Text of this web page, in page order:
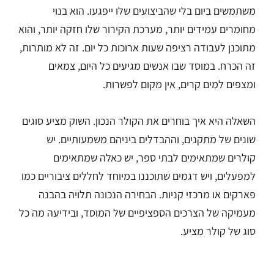
משתמשים ביום בלי שהביצועים שלו ייפגעו. הוא בנוי
מחומרים עמידים יותר, מערכת הקירור שלו חזקה יותר, והוא
מתוכנן לעבודה רציפה שעות ארוכות כל יום. זה לא מותרות,
זה הכרח. במוסד שבו אנשים מגיעים כל היום, צמאים
ומצפים למים קרים, אין מקום לפשרות.
השאלה היא איך בוחרים את הקולר הנכון. השוק מציע סוגים
שונים של מתקנים, וההבדלים ביניהם משמעותיים. יש
קולרים שמתאימים לבתי ספר, יש כאלה שמתאימים
למפעלים, ויש דגמים שתוכננו במיוחד לחללים ציבוריים כמו
פארקים או מרכזי קניות. הבחירה הנכונה תלויה בהבנה
מעמיקה של הצרכים הספציפיים של המוסד, ובידיעה מה כל
סוג של קולר מציע.